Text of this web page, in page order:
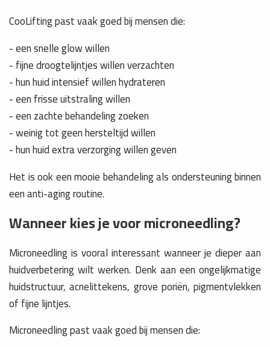
CooLifting past vaak goed bij mensen die:
- een snelle glow willen
- fijne droogtelijntjes willen verzachten
- hun huid intensief willen hydrateren
- een frisse uitstraling willen
- een zachte behandeling zoeken
- weinig tot geen hersteltijd willen
- hun huid extra verzorging willen geven
Het is ook een mooie behandeling als ondersteuning binnen
een anti-aging routine.
Wanneer kies je voor microneedling?
Microneedling is vooral interessant wanneer je dieper aan
huidverbetering wilt werken. Denk aan een ongelijkmatige
huidstructuur, acnelittekens, grove poriën, pigmentvlekken
of fijne lijntjes.
Microneedling past vaak goed bij mensen die: